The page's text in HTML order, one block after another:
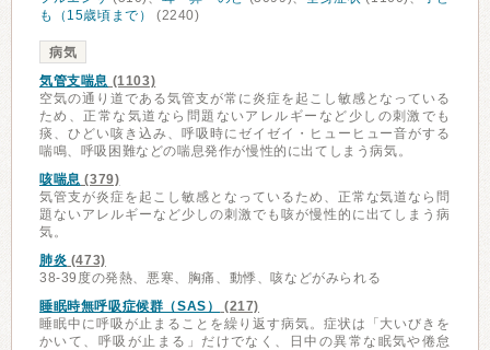
も（15歳頃まで）
(2240)
病気
気管支喘息 (1103)
空気の通り道である気管支が常に炎症を起こし敏感となっている
ため、正常な気道なら問題ないアレルギーなど少しの刺激でも
痰、ひどい咳き込み、呼吸時にゼイゼイ・ヒューヒュー音がする
喘鳴、呼吸困難などの喘息発作が慢性的に出てしまう病気。
咳喘息 (379)
気管支が炎症を起こし敏感となっているため、正常な気道なら問
題ないアレルギーなど少しの刺激でも咳が慢性的に出てしまう病
気。
肺炎 (473)
38-39度の発熱、悪寒、胸痛、動悸、咳などがみられる
睡眠時無呼吸症候群（SAS）
(217)
睡眠中に呼吸が止まることを繰り返す病気。症状は「大いびきを
かいて、呼吸が止まる」だけでなく、日中の異常な眠気や倦怠